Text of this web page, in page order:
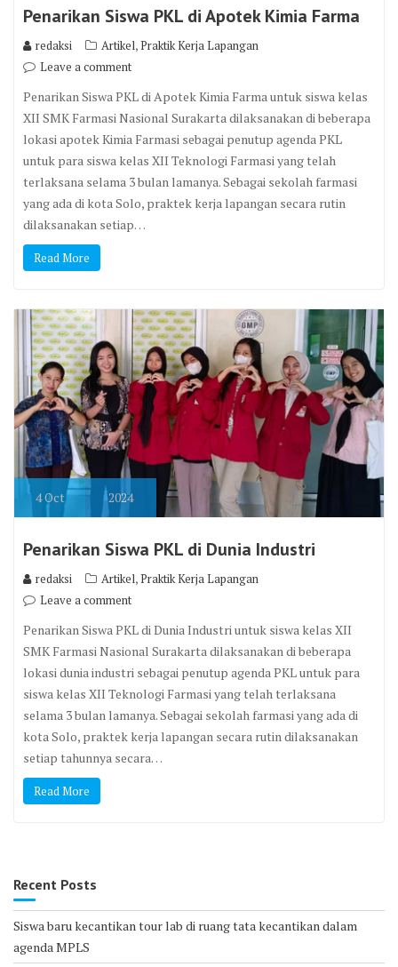
Penarikan Siswa PKL di Apotek Kimia Farma
redaksi Artikel,Praktik Kerja Lapangan
Leave a comment
Penarikan Siswa PKL di Apotek Kimia Farma untuk siswa kelas
XII SMK Farmasi Nasional Surakarta dilaksanakan di beberapa
lokasi apotek Kimia Farmasi sebagai penutup agenda PKL
untuk para siswa kelas XII Teknologi Farmasi yang telah
terlaksana selama 3 bulan lamanya. Sebagai sekolah farmasi
yang ada di kota Solo, praktek kerja lapangan secara rutin
dilaksanakan setiap…
Read More
4Oct 2024
Penarikan Siswa PKL di Dunia Industri
redaksi Artikel,Praktik Kerja Lapangan
Leave a comment
Penarikan Siswa PKL di Dunia Industri untuk siswa kelas XII
SMK Farmasi Nasional Surakarta dilaksanakan di beberapa
lokasi dunia industri sebagai penutup agenda PKL untuk para
siswa kelas XII Teknologi Farmasi yang telah terlaksana
selama 3 bulan lamanya. Sebagai sekolah farmasi yang ada di
kota Solo, praktek kerja lapangan secara rutin dilaksanakan
setiap tahunnya secara…
Read More
Recent Posts
Siswa baru kecantikan tour lab di ruang tata kecantikan dalam
agenda MPLS